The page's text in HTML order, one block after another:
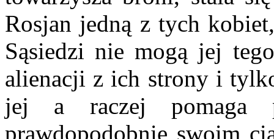
Rosjan jedną z tych
Sąsiedzi nie mogą jej
alienacji z ich strony i
jej a raczej pomaga
prawdopodobnie swoim